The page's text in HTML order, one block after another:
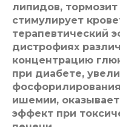
липидов,
стимулирует
терапевтический
дистрофиях
концентрацию
при диабете,
ишемии,
эффект при